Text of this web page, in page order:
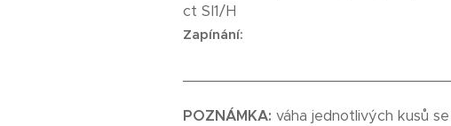
ct SI1/H
Zapínání:
POZNÁMKA:váha jednotlivých kusů